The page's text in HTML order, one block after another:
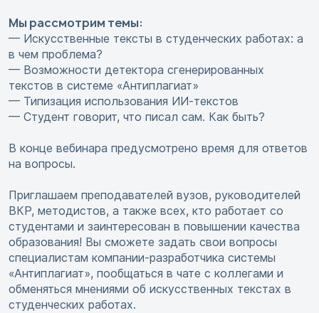
Мы рассмотрим темы:
— Искусственные тексты в студенческих работах: а
в чем проблема?
— Возможности детектора сгенерированных
текстов в системе «Антиплагиат»
— Типизация использования ИИ-текстов
— Студент говорит, что писал сам. Как быть?
В конце вебинара предусмотрено время для ответов
на вопросы.
Приглашаем преподавателей вузов, руководителей
ВКР, методистов, а также всех, кто работает со
студентами и заинтересован в повышении качества
образования! Вы сможете задать свои вопросы
специалистам компании-разработчика системы
«Антиплагиат», пообщаться в чате с коллегами и
обменяться мнениями об искусственных текстах в
студенческих работах.